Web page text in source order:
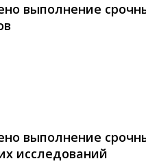
выполнение
выполнение
исследований